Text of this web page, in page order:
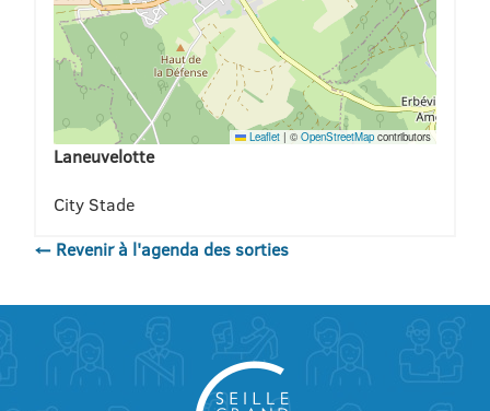
Leaflet | ©OpenStreetMap contributors
Laneuvelotte
City Stade
← Revenir à l'agenda des sorties